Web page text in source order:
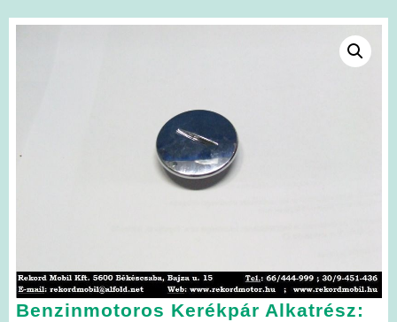
Benzinmotoros Kerékpár Alkatrész: